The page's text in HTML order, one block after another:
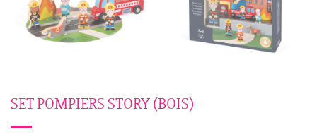
SET POMPIERS STORY (BOIS)